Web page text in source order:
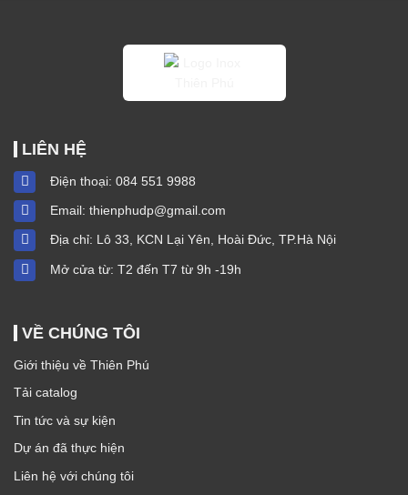
LIÊN HỆ
Điện thoại: 084 551 9988
Email: thienphudp@gmail.com
Địa chỉ: Lô 33, KCN Lại Yên, Hoài Đức, TP.Hà Nội
Mở cửa từ: T2 đến T7 từ 9h -19h
VỀ CHÚNG TÔI
Giới thiệu về Thiên Phú
Tải catalog
Tin tức và sự kiện
Dự án đã thực hiện
Liên hệ với chúng tôi